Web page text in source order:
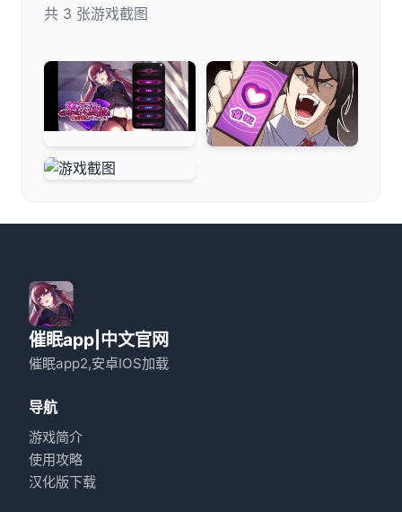
共 3 张游戏截图
催眠app|中文官网
催眠app2,安卓IOS加载
导航
游戏简介
使用攻略
汉化版下载